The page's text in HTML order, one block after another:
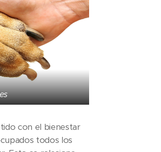
con el bienestar
todos los